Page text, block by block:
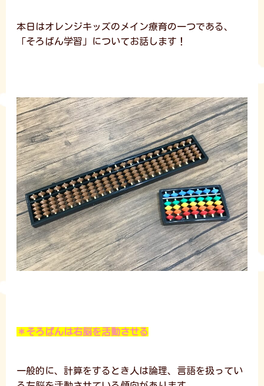
本日はオレンジキッズのメイン療育の一つである、
「そろばん学習」についてお話します！
＊そろばんは右脳を活動させる
一般的に、計算をするとき人は論理、言語を扱ってい